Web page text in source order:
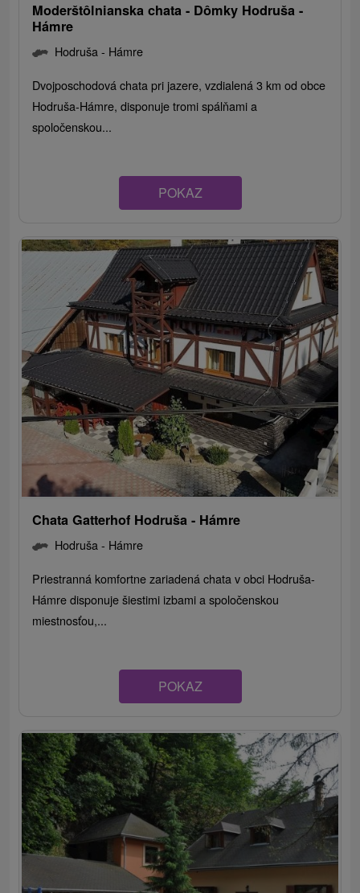
Moderštôlnianska chata - Dômky Hodruša -
Hámre
Hodruša - Hámre
Dvojposchodová chata pri jazere, vzdialená 3 km od obce
Hodruša-Hámre, disponuje tromi spálňami a
spoločenskou...
POKAZ
Chata Gatterhof Hodruša - Hámre
Hodruša - Hámre
Priestranná komfortne zariadená chata v obci Hodruša-
Hámre disponuje šiestimi izbami a spoločenskou
miestnosťou,...
POKAZ